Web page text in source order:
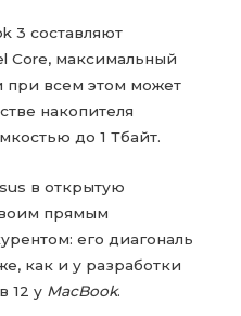
3 составляют
Core, максимальный
при всем этом может
накопителя
до 1 Тбайт.
в открытую
прямым
его диагональ
как и у разработки
12 у MacBook.